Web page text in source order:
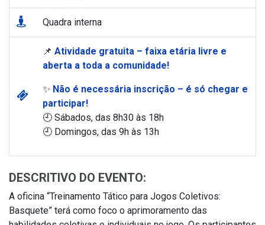
Quadra interna
📌 Atividade gratuita – faixa etária livre e
aberta a toda a comunidade!
✨ Não é necessária inscrição – é só chegar e
participar!
🕘 Sábados, das 8h30 às 18h
🕘 Domingos, das 9h às 13h
DESCRITIVO DO EVENTO:
A oficina “Treinamento Tático para Jogos Coletivos:
Basquete” terá como foco o aprimoramento das